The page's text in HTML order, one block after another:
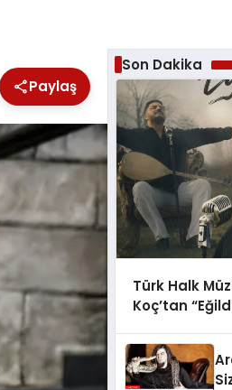
Paylaş
Son Dakika
Türk Halk
Koç’tan